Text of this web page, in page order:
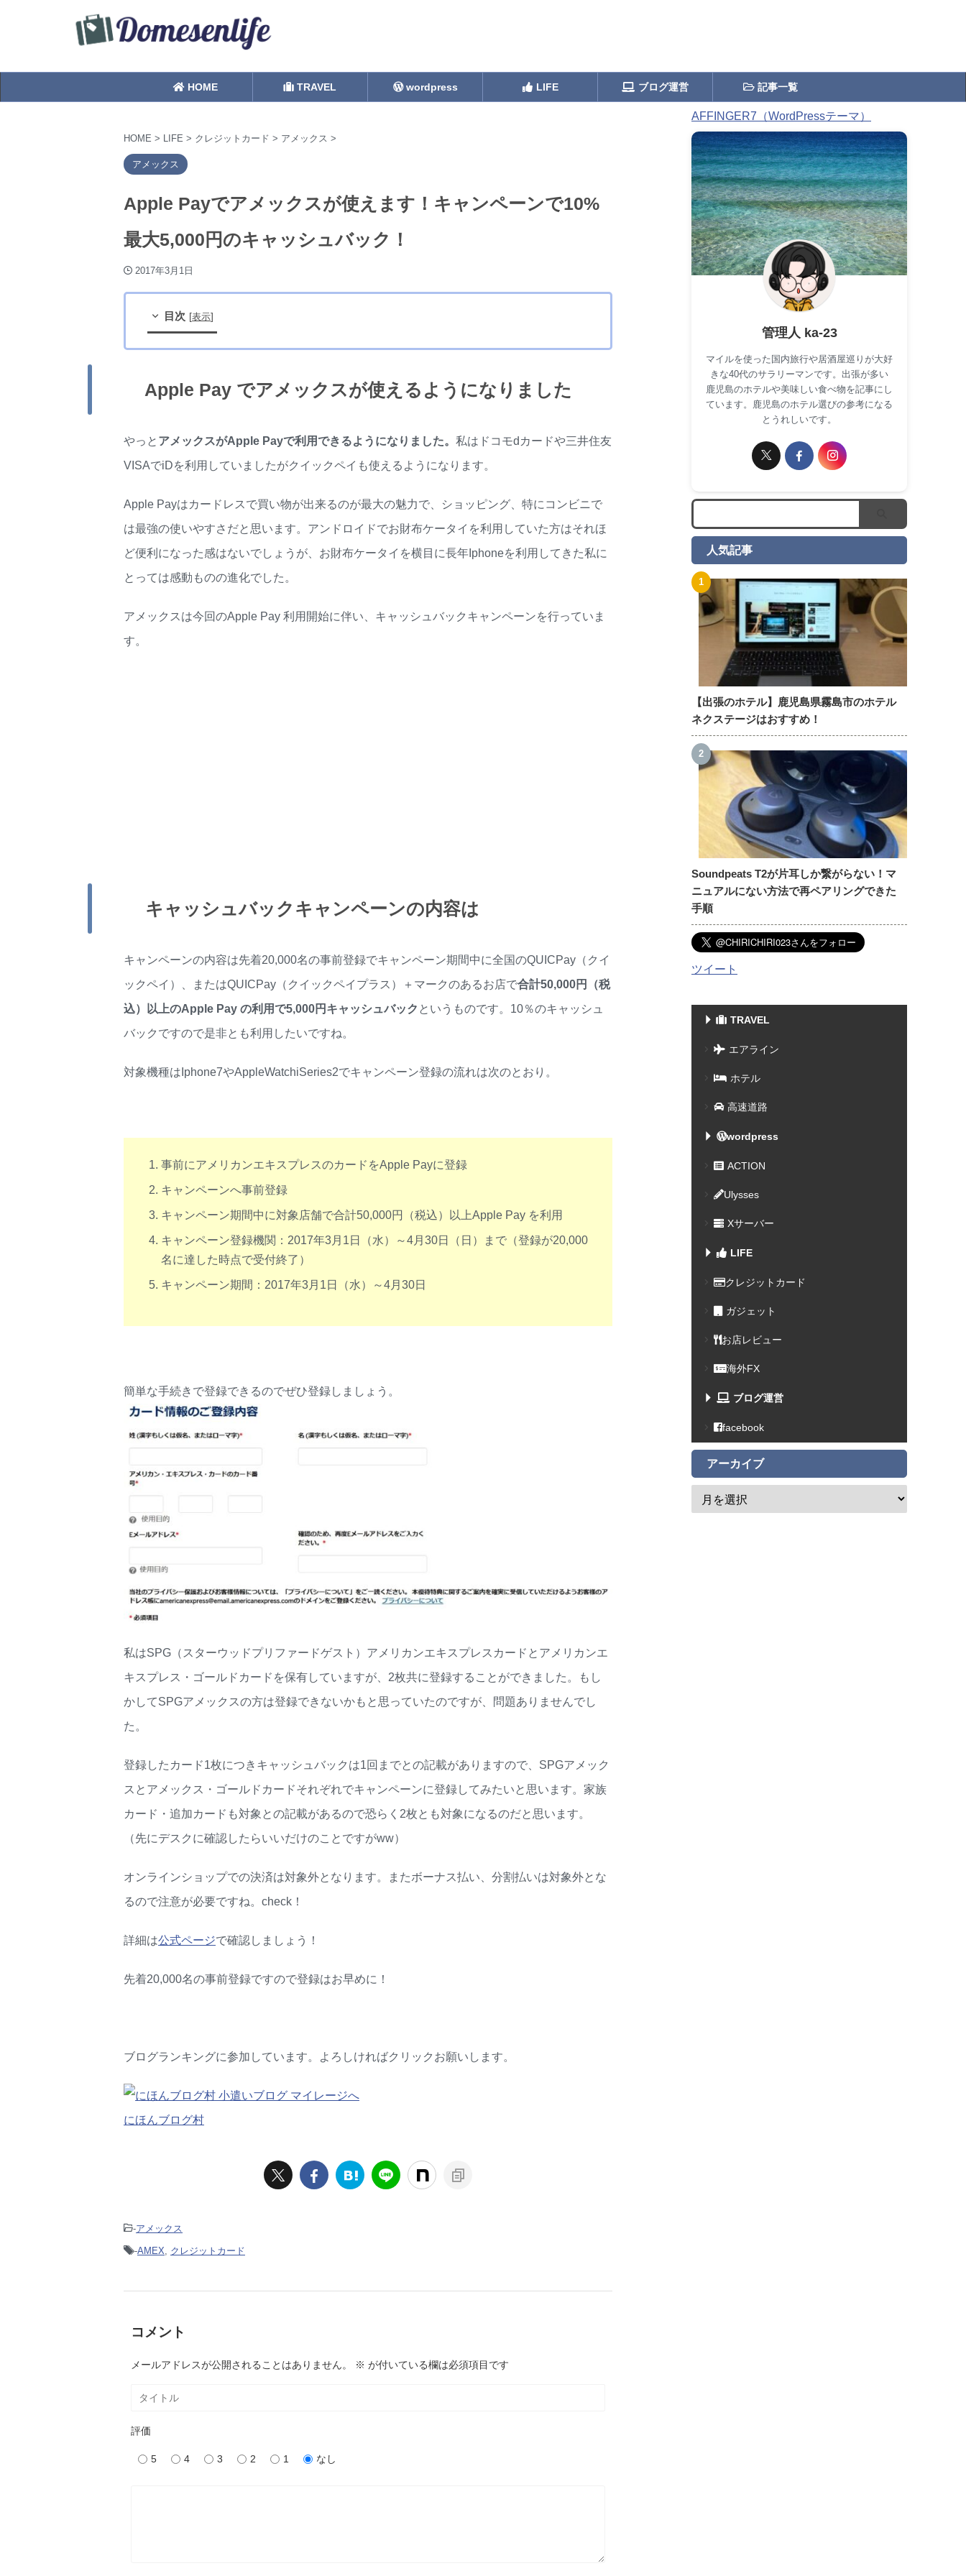
HOME TRAVEL wordpress LIFE ブログ運営 記事一覧
HOME > LIFE > クレジットカード > アメックス >
アメックス
Apple Payでアメックスが使えます！キャンペーンで10%
最大5,000円のキャッシュバック！
2017年3月1日
目次 [表示]
Apple Pay でアメックスが使えるようになりました
やっと アメックスがApple Payで利用できるようになりました。 私はドコモdカードや三井住友
VISAでiDを利用していましたがクイックペイも使えるようになります。
Apple Payはカードレスで買い物が出来るのが最大の魅力で、ショッピング、特にコンビニで
は最強の使いやすさだと思います。アンドロイドでお財布ケータイを利用していた方はそれほ
ど便利になった感はないでしょうが、お財布ケータイを横目に長年Iphoneを利用してきた私に
とっては感動ものの進化でした。
アメックスは今回のApple Pay 利用開始に伴い、 キャッシュバックキャンペーンを行っていま
す。
キャッシュバックキャンペーンの内容は
キャンペーンの内容は先着20,000名の事前登録でキャンペーン期間中に全国のQUICPay（クイ
ックペイ）、またはQUICPay（クイックペイプラス）＋マークのあるお店で合計50,000円（税
込）以上のApple Pay の利用で5,000円キャッシュバック というものです。10％のキャッシュ
バックですので是非とも利用したいですね。
対象機種はIphone7やAppleWatchiSeries2でキャンペーン登録の流れは次のとおり。
事前にアメリカンエキスプレスのカードをApple Payに登録
キャンペーンへ事前登録
キャンペーン期間中に対象店舗で合計50,000円（税込）以上Apple Pay を利用
キャンペーン登録機関：2017年3月1日（水）～4月30日（日）まで（登録が20,000
名に達した時点で受付終了）
キャンペーン期間：2017年3月1日（水）～4月30日
簡単な手続きで登録できるのでぜひ登録しましょう。
私はSPG（スターウッドプリファードゲスト）アメリカンエキスプレスカードとアメリカンエ
キスプレス・ゴールドカードを保有していますが、2枚共に登録することができました。もし
かしてSPGアメックスの方は登録できないかもと思っていたのですが、問題ありませんでし
た。
登録したカード1枚につきキャッシュバックは1回までとの記載がありますので、SPGアメック
スとアメックス・ゴールドカードそれぞれでキャンペーンに登録してみたいと思います。家族
カード・追加カードも対象との記載があるので恐らく2枚とも対象になるのだと思います。
（先にデスクに確認したらいいだけのことですがww）
オンラインショップでの決済は対象外となります。またボーナス払い、分割払いは対象外とな
るので注意が必要ですね。 check！
詳細は公式ページで確認しましょう！
先着20,000名の事前登録ですので登録はお早めに！
ブログランキングに参加しています。よろしければクリックお願いします。
にほんブログ村
-アメックス
-AMEX, クレジットカード
コメント
メールアドレスが公開されることはありません。 ※ が付いている欄は必須項目です
評価
5 4 3 2 1 なし
AFFINGER7（WordPressテーマ）
管理人 ka-23
マイルを使った国内旅行や居酒屋巡りが大好
きな40代のサラリーマンです。出張が多い
鹿児島のホテルや美味しい食べ物を記事にし
ています。鹿児島のホテル選びの参考になる
とうれしいです。
人気記事
【出張のホテル】鹿児島県霧島市のホテル
ネクステージはおすすめ！
Soundpeats T2が片耳しか繋がらない！マ
ニュアルにない方法で再ペアリングできた
手順
ツイート
TRAVEL
エアライン
ホテル
高速道路
wordpress
ACTION
Ulysses
Xサーバー
LIFE
クレジットカード
ガジェット
お店レビュー
海外FX
ブログ運営
facebook
アーカイブ